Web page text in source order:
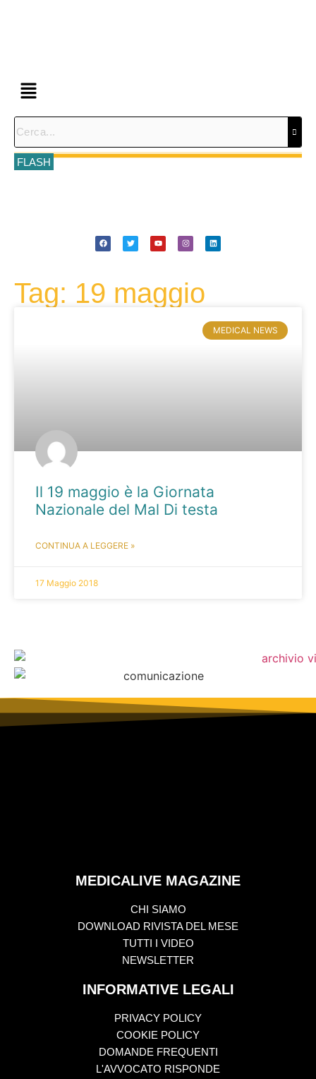
FLASH
Tag: 19 maggio
MEDICAL NEWS
Il 19 maggio è la Giornata
Nazionale del Mal Di testa
CONTINUA A LEGGERE »
17 Maggio 2018
MEDICALIVE MAGAZINE
CHI SIAMO
DOWNLOAD RIVISTA DEL MESE
TUTTI I VIDEO
NEWSLETTER
INFORMATIVE LEGALI
PRIVACY POLICY
COOKIE POLICY
DOMANDE FREQUENTI
L'AVVOCATO RISPONDE